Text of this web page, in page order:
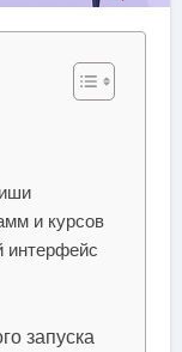
и курсов
интерфейс
запуска